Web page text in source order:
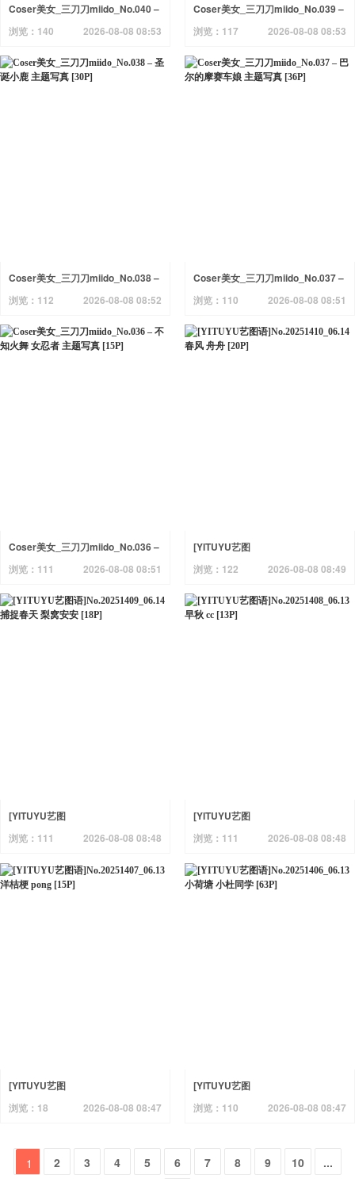
Coser美女_三刀刀miido_No.040 –
史尔特尔 主题写真 [9P]
浏览：140 2026-08-08 08:53
Coser美女_三刀刀miido_No.039 –
蔚蓝档案 一之濑明日奈 女仆 [26P]
浏览：117 2026-08-08 08:53
Coser美女_三刀刀miido_No.038 –
圣诞小鹿 主题写真 [30P]
浏览：112 2026-08-08 08:52
Coser美女_三刀刀miido_No.037 –
巴尔的摩赛车娘 主题写真 [36P]
浏览：110 2026-08-08 08:51
Coser美女_三刀刀miido_No.036 –
不知火舞 女忍者 主题写真 [15P]
浏览：111 2026-08-08 08:51
[YITUYU艺图
语]No.20251410_06.14 春风 舟舟
浏览：122 2026-08-08 08:49
[YITUYU艺图
语]No.20251409_06.14 捕捉春天
浏览：111 2026-08-08 08:48
[YITUYU艺图
语]No.20251408_06.13 早秋 cc
浏览：111 2026-08-08 08:48
[YITUYU艺图
语]No.20251407_06.13 洋桔梗
浏览：18 2026-08-08 08:47
[YITUYU艺图
语]No.20251406_06.13 小荷塘 小
浏览：110 2026-08-08 08:47
1 2 3 4 5 6 7 8 9 10 ...